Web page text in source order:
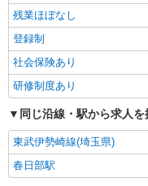
派遣社員
株式会社kotrio /●SI-H-
春日
配膳
時
春日
キープ
残業ほぼなし
登録制
社会保険あり
研修制度あり
同じ沿線・駅から求人を
東武伊勢崎線(埼玉県)
春日部駅